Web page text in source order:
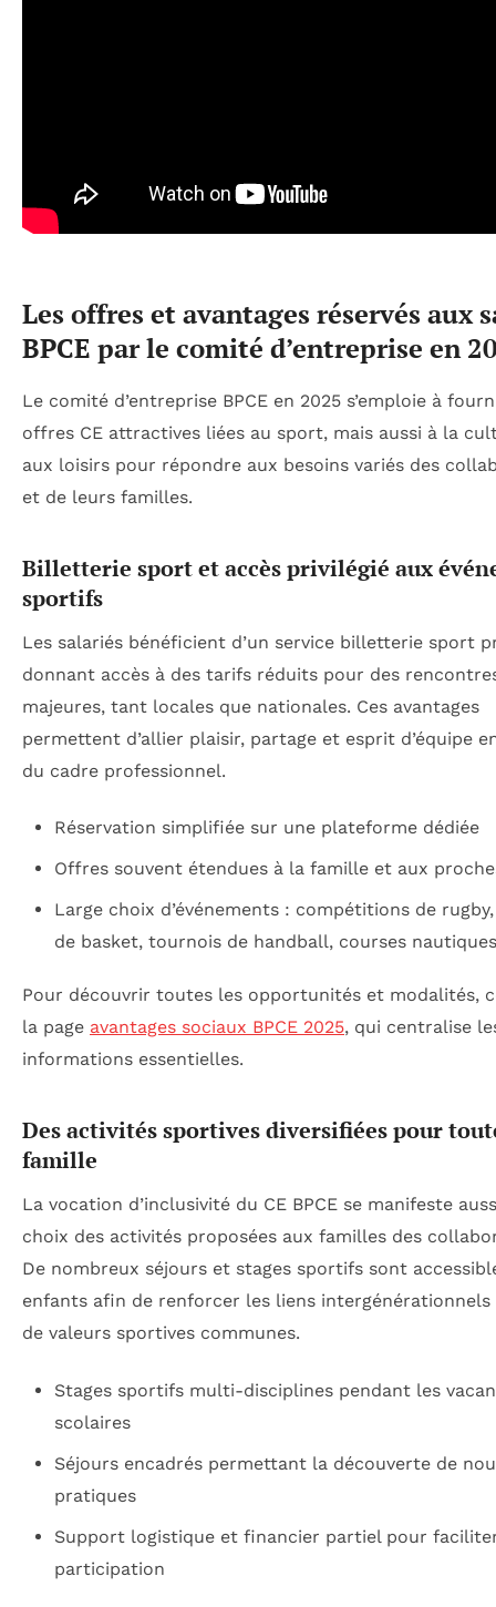
Les offres et avantages réservés aux
BPCE par le comité d’entreprise en
Le comité d’entreprise BPCE en 2025 s’emploie à
offres CE attractives liées au sport, mais aussi à la
aux loisirs pour répondre aux besoins variés des
et de leurs familles.
Billetterie sport et accès privilégié aux
sportifs
Les salariés bénéficient d’un service billetterie sport
donnant accès à des tarifs réduits pour des
majeures, tant locales que nationales. Ces avantages
permettent d’allier plaisir, partage et esprit d’équipe
du cadre professionnel.
Réservation simplifiée sur une plateforme dédiée
Offres souvent étendues à la famille et aux
Large choix d’événements : compétitions de
de basket, tournois de handball, courses
Pour découvrir toutes les opportunités et modalités,
la page avantages sociaux BPCE 2025, qui centralise
informations essentielles.
Des activités sportives diversifiées pour
famille
La vocation d’inclusivité du CE BPCE se manifeste
choix des activités proposées aux familles des
De nombreux séjours et stages sportifs sont
enfants afin de renforcer les liens
de valeurs sportives communes.
Stages sportifs multi-disciplines pendant les
scolaires
Séjours encadrés permettant la découverte de
pratiques
Support logistique et financier partiel pour
participation